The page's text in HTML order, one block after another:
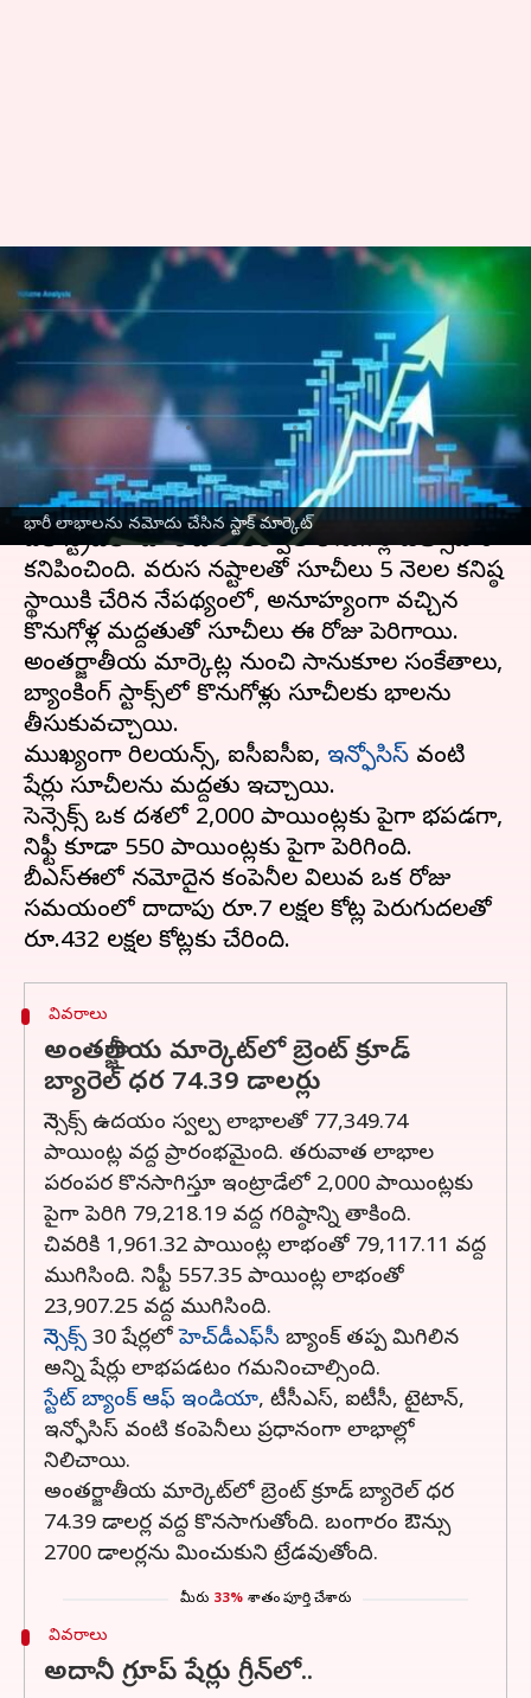
భారీ లాభాలను నమోదు చేసిన స్టాక్ మార్కెట్‌
Stock Market: భారీ లాభాలను నమోదు
చేసిన స్టాక్ మార్కెట్‌.. 1,961
పాయింట్ల లాభంతో ముగిసిన
సెన్సెక్స్
Nov 22, 2024 04:32 pm
ఈ వార్తాకథనం ఏంటి
దలాల్‌ స్ట్రీట్‌లో చాలా రోజుల తర్వాత కొనుగోళ్ల ఉత్సాహం
కనిపించింది. వరుస నష్టాలతో సూచీలు 5 నెలల కనిష్ఠ
స్థాయికి చేరిన నేపథ్యంలో, అనూహ్యంగా వచ్చిన
కొనుగోళ్ల మద్దతుతో సూచీలు ఈ రోజు పెరిగాయి.
అంతర్జాతీయ మార్కెట్ల నుంచి సానుకూల సంకేతాలు,
బ్యాంకింగ్ స్టాక్స్‌లో కొనుగోళ్లు సూచీలకు లాభాలను
తీసుకువచ్చాయి.
ముఖ్యంగా రిలయన్స్‌, ఐసీఐసీఐ, ఇన్ఫోసిస్‌ వంటి
షేర్లు సూచీలను మద్దతు ఇచ్చాయి.
సెన్సెక్స్‌ ఒక దశలో 2,000 పాయింట్లకు పైగా లాభపడగా,
నిఫ్టీ కూడా 550 పాయింట్లకు పైగా పెరిగింది.
బీఎస్‌ఈలో నమోదైన కంపెనీల విలువ ఒక రోజు
సమయంలో దాదాపు రూ.7 లక్షల కోట్ల పెరుగుదలతో
వివరాలు
అంతర్జాతీయ మార్కెట్‌లో బ్రెంట్‌ క్రూడ్‌
బ్యారెల్‌ ధర 74.39 డాలర్లు
సెన్సెక్స్‌ ఉదయం స్వల్ప లాభాలతో 77,349.74
పాయింట్ల వద్ద ప్రారంభమైంది. తరువాత లాభాల
పరంపర కొనసాగిస్తూ ఇంట్రాడేలో 2,000 పాయింట్లకు
పైగా పెరిగి 79,218.19 వద్ద గరిష్ఠాన్ని తాకింది.
చివరికి 1,961.32 పాయింట్ల లాభంతో 79,117.11 వద్ద
ముగిసింది. నిఫ్టీ 557.35 పాయింట్ల లాభంతో
23,907.25 వద్ద ముగిసింది.
సెన్సెక్స్‌30 షేర్లలోహెచ్‌డీఎఫ్‌సీ బ్యాంక్‌ తప్ప మిగిలిన
అన్ని షేర్లు లాభపడటం గమనించాల్సింది.
స్టేట్‌ బ్యాంక్‌ ఆఫ్‌ ఇండియా, టీసీఎస్‌, ఐటీసీ, టైటాన్‌,
ఇన్ఫోసిస్‌ వంటి కంపెనీలు ప్రధానంగా లాభాల్లో
నిలిచాయి.
అంతర్జాతీయ మార్కెట్‌లో బ్రెంట్‌ క్రూడ్‌ బ్యారెల్‌ ధర
74.39 డాలర్ల వద్ద కొనసాగుతోంది. బంగారం ఔన్సు
2700 డాలర్లను మించుకుని ట్రేడవుతోంది.
మీరు 33% శాతం పూర్తి చేశారు
వివరాలు
అదానీ గ్రూప్‌ షేర్లు గ్రీన్‌లో..